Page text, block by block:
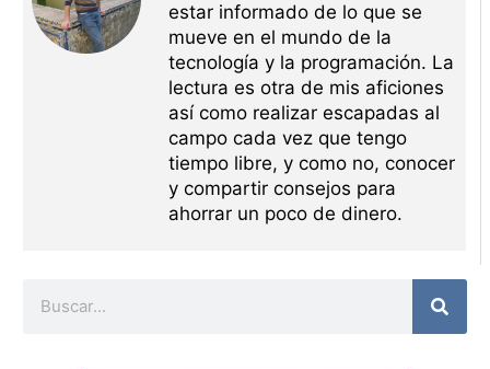
estar informado de lo que se
mueve en el mundo de la
tecnología y la programación. La
lectura es otra de mis aficiones
así como realizar escapadas al
campo cada vez que tengo
tiempo libre, y como no, conocer
y compartir consejos para
ahorrar un poco de dinero.